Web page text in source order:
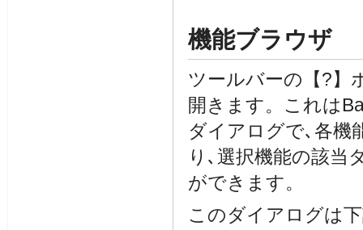
機能ブラウザ
ツールバーの【?】
開きます。これは
ダイアログで､各機
り､選択機能の該当
ができます。
このダイアログは